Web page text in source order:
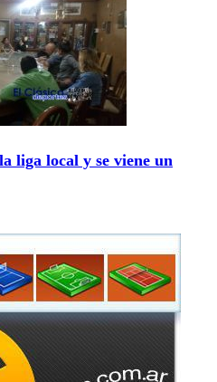
liga local y se viene un